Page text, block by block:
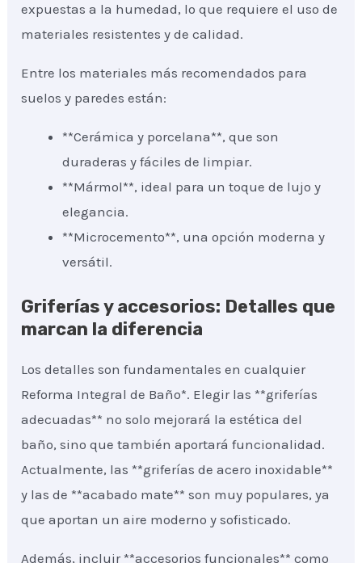
expuestas a la humedad, lo que requiere el uso de
materiales resistentes y de calidad.
Entre los materiales más recomendados para
suelos y paredes están:
**Cerámica y porcelana**, que son
duraderas y fáciles de limpiar.
**Mármol**, ideal para un toque de lujo y
elegancia.
**Microcemento**, una opción moderna y
versátil.
Griferías y accesorios: Detalles que
marcan la diferencia
Los detalles son fundamentales en cualquier
Reforma Integral de Baño*. Elegir las **griferías
adecuadas** no solo mejorará la estética del
baño, sino que también aportará funcionalidad.
Actualmente, las **griferías de acero inoxidable**
y las de **acabado mate** son muy populares, ya
que aportan un aire moderno y sofisticado.
Además, incluir **accesorios funcionales** como